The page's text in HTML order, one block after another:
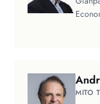
MITO